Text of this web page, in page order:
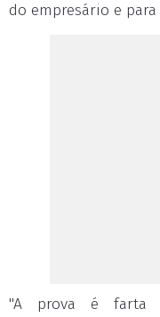
do empresário e
"A prova é farta